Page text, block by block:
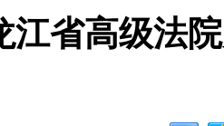
省高级法